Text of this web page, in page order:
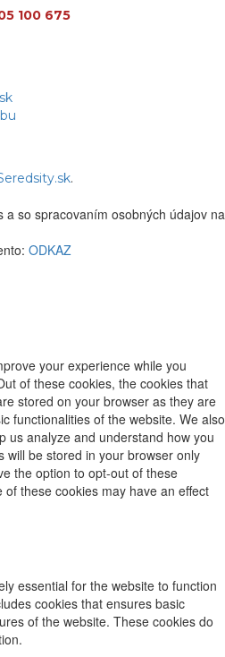
100 675
.
so spracovaním osobných údajov na
ODKAZ
your experience while you
of these cookies, the cookies that
stored on your browser as they are
functionalities of the website. We also
us analyze and understand how you
will be stored in your browser only
the option to opt-out of these
these cookies may have an effect
essential for the website to function
cookies that ensures basic
of the website. These cookies do